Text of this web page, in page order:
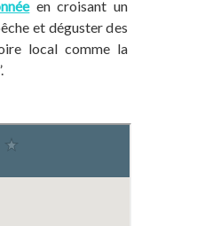
en croisant un
et déguster des
local comme la